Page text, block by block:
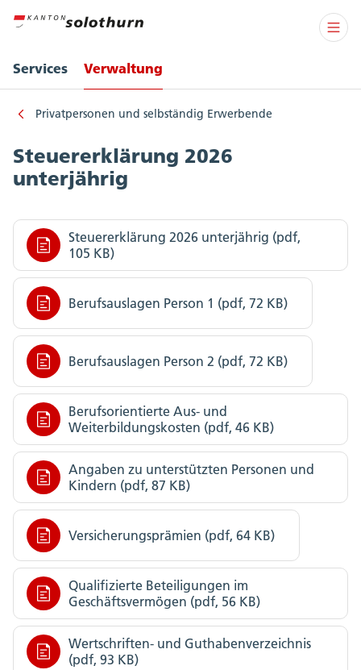
Services Verwaltung
Privatpersonen und selbständig Erwerbende
Steuererklärung 2026
unterjährig
Steuererklärung 2026 unterjährig (pdf,
105 KB)
Berufsauslagen Person 1 (pdf, 72 KB)
Berufsauslagen Person 2 (pdf, 72 KB)
Berufsorientierte Aus- und
Weiterbildungskosten (pdf, 46 KB)
Angaben zu unterstützten Personen und
Kindern (pdf, 87 KB)
Versicherungsprämien (pdf, 64 KB)
Qualifizierte Beteiligungen im
Geschäftsvermögen (pdf, 56 KB)
Wertschriften- und Guthabenverzeichnis
(pdf, 93 KB)